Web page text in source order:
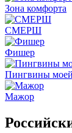
Зона комфорта
СМЕРШ
Фишер
Пингвины
Мажор